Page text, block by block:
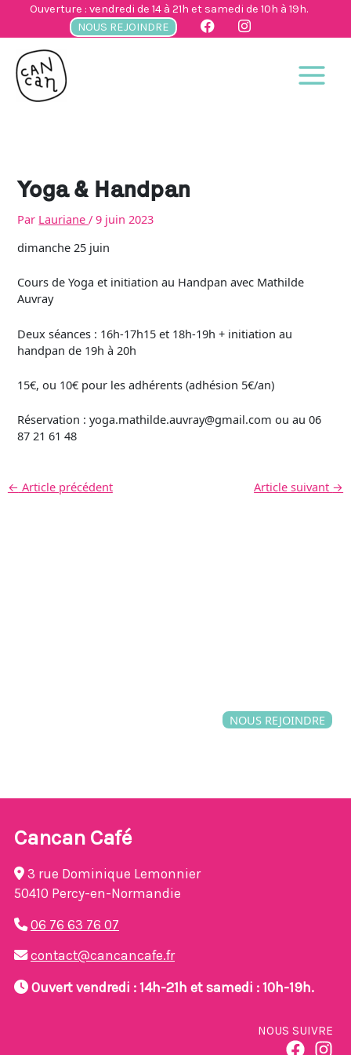
Ouverture : vendredi de 14 à 21h et samedi de 10h à 19h.
NOUS REJOINDRE
contenu
Yoga & Handpan
Par Lauriane/9 juin 2023
dimanche 25 juin
Cours de Yoga et initiation au Handpan avec Mathilde
Auvray
Deux séances : 16h-17h15 et 18h-19h + initiation au
handpan de 19h à 20h
15€, ou 10€ pour les adhérents (adhésion 5€/an)
Réservation : yoga.mathilde.auvray@gmail.com ou au 06
87 21 61 48
← Article précédent Article suivant →
NOUS REJOINDRE
Cancan Café
3 rue Dominique Lemonnier
50410 Percy-en-Normandie
06 76 63 76 07
contact@cancancafe.fr
Ouvert vendredi : 14h-21h et samedi : 10h-19h.
NOUS SUIVRE